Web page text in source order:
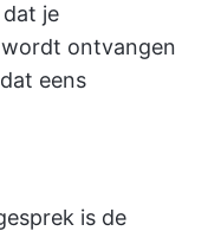
je
ontvangen
eens
is de